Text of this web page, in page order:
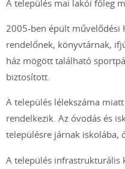
A település mai lakói főleg
2005-ben épült művelődési
rendelőnek, könyvtárnak,
ház mögött található
biztosított.
A település lélekszáma
rendelkezik. Az óvodás és
településre járnak iskolába,
A település infrastrukturális